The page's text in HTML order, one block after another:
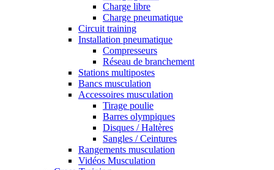
Charge libre
Charge pneumatique
Circuit training
Installation pneumatique
Compresseurs
Réseau de branchement
Stations multipostes
Bancs musculation
Accessoires musculation
Tirage poulie
Barres olympiques
Disques / Haltères
Sangles / Ceintures
Rangements musculation
Vidéos Musculation